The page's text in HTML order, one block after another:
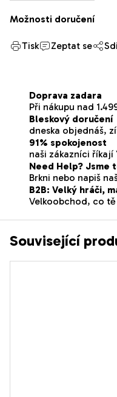
Možnosti doručení
Tisk Zeptat se
Doprava zadara
Při nákupu nad
Bleskový doručení
dneska objednáš,
91% spokojenost
naši zákazníci říkají
Need Help? Jsme
Brkni nebo napiš
B2B: Velký hráči,
Velkoobchod, co
Související